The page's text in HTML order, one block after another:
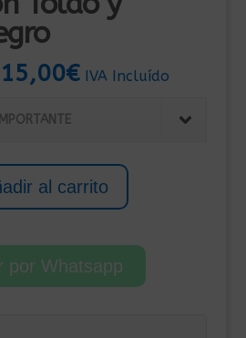
€El
315,00€.
IVA Incluído
al carrito
por Whatsapp